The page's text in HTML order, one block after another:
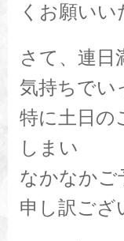
くお願いい
さて、連日
気持ちでい
特に土日の
しまい
なかなかご
申し訳ござ